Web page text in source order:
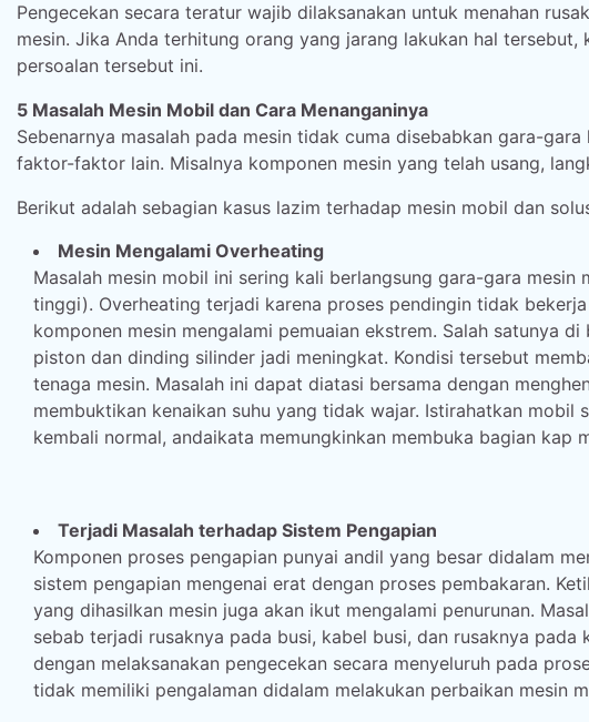
Pengecekan secara teratur wajib dilaksanakan untuk menahan
mesin. Jika Anda terhitung orang yang jarang lakukan hal
persoalan tersebut ini.
5 Masalah Mesin Mobil dan Cara Menanganinya
Sebenarnya masalah pada mesin tidak cuma disebabkan gara-
faktor-faktor lain. Misalnya komponen mesin yang telah usang,
Berikut adalah sebagian kasus lazim terhadap mesin mobil dan
Mesin Mengalami Overheating
Masalah mesin mobil ini sering kali berlangsung gara-gara
tinggi). Overheating terjadi karena proses pendingin tidak
komponen mesin mengalami pemuaian ekstrem. Salah satunya
piston dan dinding silinder jadi meningkat. Kondisi tersebut
tenaga mesin. Masalah ini dapat diatasi bersama dengan
membuktikan kenaikan suhu yang tidak wajar. Istirahatkan
kembali normal, andaikata memungkinkan membuka bagian
Terjadi Masalah terhadap Sistem Pengapian
Komponen proses pengapian punyai andil yang besar didalam
sistem pengapian mengenai erat dengan proses pembakaran.
yang dihasilkan mesin juga akan ikut mengalami penurunan.
sebab terjadi rusaknya pada busi, kabel busi, dan rusaknya
dengan melaksanakan pengecekan secara menyeluruh pada
tidak memiliki pengalaman didalam melakukan perbaikan mesin